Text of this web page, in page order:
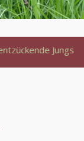
und 3